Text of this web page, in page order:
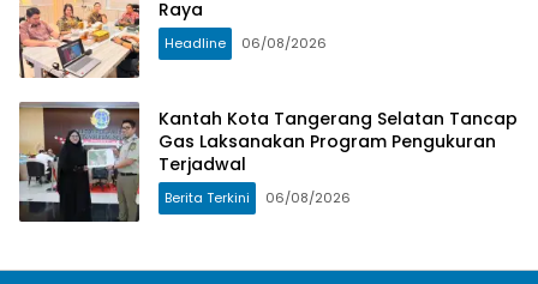
Raya
Headline 06/08/2026
Kantah Kota Tangerang Selatan Tancap
Gas Laksanakan Program Pengukuran
Terjadwal
Berita Terkini 06/08/2026